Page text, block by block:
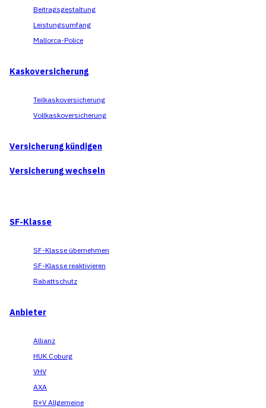
Beitragsgestaltung
Leistungsumfang
Mallorca-Police
Kaskoversicherung
Teilkaskoversicherung
Vollkaskoversicherung
Versicherung kündigen
Versicherung wechseln
SF-Klasse
SF-Klasse übernehmen
SF-Klasse reaktivieren
Rabattschutz
Anbieter
Allianz
HUK Coburg
VHV
AXA
R+V Allgemeine